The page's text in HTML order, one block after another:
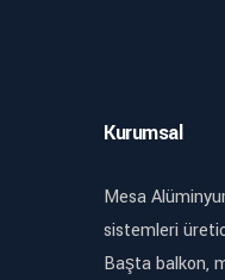
Kurumsal
Mesa
sistemleri
Başta balkon,